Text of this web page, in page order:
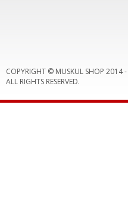
COPYRIGHT © MUSKUL SHOP 2014 -
ALL RIGHTS RESERVED.